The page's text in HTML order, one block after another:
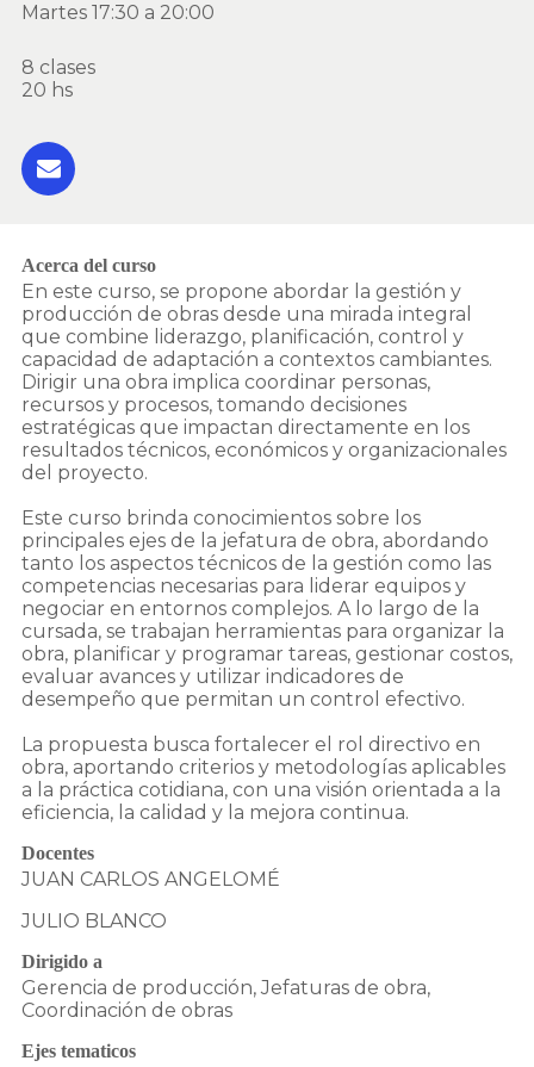
Martes 17:30 a 20:00
8 clases
20 hs
Acerca del curso
En este curso, se propone abordar la gestión y
producción de obras desde una mirada integral
que combine liderazgo, planificación, control y
capacidad de adaptación a contextos cambiantes.
Dirigir una obra implica coordinar personas,
recursos y procesos, tomando decisiones
estratégicas que impactan directamente en los
resultados técnicos, económicos y organizacionales
del proyecto.
Este curso brinda conocimientos sobre los
principales ejes de la jefatura de obra, abordando
tanto los aspectos técnicos de la gestión como las
competencias necesarias para liderar equipos y
negociar en entornos complejos. A lo largo de la
cursada, se trabajan herramientas para organizar la
obra, planificar y programar tareas, gestionar costos,
evaluar avances y utilizar indicadores de
desempeño que permitan un control efectivo.
La propuesta busca fortalecer el rol directivo en
obra, aportando criterios y metodologías aplicables
a la práctica cotidiana, con una visión orientada a la
eficiencia, la calidad y la mejora continua.
Docentes
JUAN CARLOS ANGELOMÉ
JULIO BLANCO
Dirigido a
Gerencia de producción, Jefaturas de obra,
Coordinación de obras
Ejes tematicos